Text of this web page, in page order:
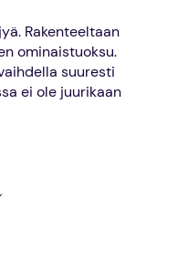
Rakenteeltaan
ominaistuoksu.
suuresti
ei ole juurikaan